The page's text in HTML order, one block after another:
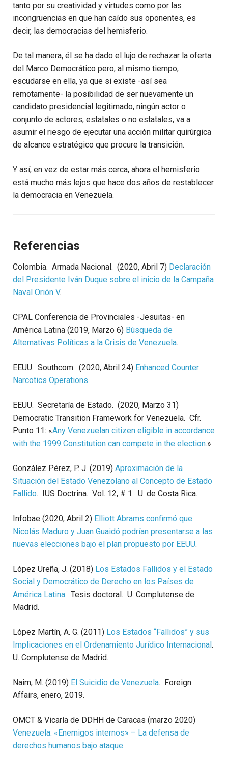
tanto por su creatividad y virtudes como por las
incongruencias en que han caído sus oponentes, es
decir, las democracias del hemisferio.
De tal manera, él se ha dado el lujo de rechazar la oferta
del Marco Democrático pero, al mismo tiempo,
escudarse en ella, ya que si existe -así sea
remotamente- la posibilidad de ser nuevamente un
candidato presidencial legitimado, ningún actor o
conjunto de actores, estatales o no estatales, va a
asumir el riesgo de ejecutar una acción militar quirúrgica
de alcance estratégico que procure la transición.
Y así, en vez de estar más cerca, ahora el hemisferio
está mucho más lejos que hace dos años de restablecer
la democracia en Venezuela.
Referencias
Colombia. Armada Nacional. (2020, Abril 7) Declaración
del Presidente Iván Duque sobre el inicio de la Campaña
Naval Orión V.
CPAL Conferencia de Provinciales -Jesuitas- en
América Latina (2019, Marzo 6) Búsqueda de
Alternativas Políticas a la Crisis de Venezuela.
EEUU. Southcom. (2020, Abril 24) Enhanced Counter
Narcotics Operations.
EEUU. Secretaría de Estado. (2020, Marzo 31)
Democratic Transition Framework for Venezuela. Cfr.
Punto 11: «Any Venezuelan citizen eligible in accordance
with the 1999 Constitution can compete in the election.»
González Pérez, P. J. (2019) Aproximación de la
Situación del Estado Venezolano al Concepto de Estado
Fallido. IUS Doctrina. Vol. 12, # 1. U. de Costa Rica.
Infobae (2020, Abril 2) Elliott Abrams confirmó que
Nicolás Maduro y Juan Guaidó podrían presentarse a las
nuevas elecciones bajo el plan propuesto por EEUU.
López Ureña, J. (2018) Los Estados Fallidos y el Estado
Social y Democrático de Derecho en los Países de
América Latina. Tesis doctoral. U. Complutense de
Madrid.
López Martín, A. G. (2011) Los Estados “Fallidos” y sus
Implicaciones en el Ordenamiento Jurídico Internacional .
U. Complutense de Madrid.
Naim, M. (2019) El Suicidio de Venezuela. Foreign
Affairs, enero, 2019.
OMCT & Vicaría de DDHH de Caracas (marzo 2020)
Venezuela: «Enemigos internos» – La defensa de
derechos humanos bajo ataque.